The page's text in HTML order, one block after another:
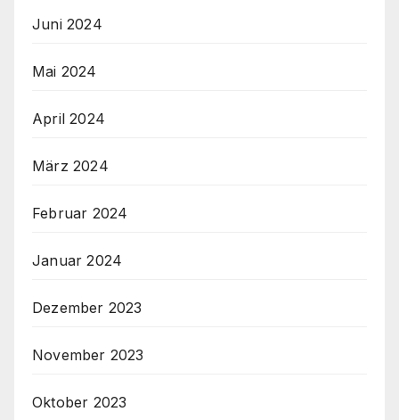
Juni 2024
Mai 2024
April 2024
März 2024
Februar 2024
Januar 2024
Dezember 2023
November 2023
Oktober 2023